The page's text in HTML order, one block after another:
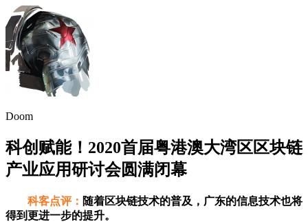
Doom
科创赋能！2020首届粤港澳大湾区区块链
产业应用研讨会圆满闭幕
科客点评： 随着区块链技术的普及，广东的信息技术也将
得到更进一步的提升。